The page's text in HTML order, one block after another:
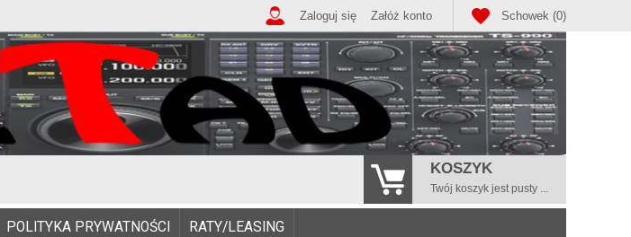
Schowek (0)
Zaloguj się Załóż konto
KOSZYK
Twój koszyk jest pusty ...
POLITYKA PRYWATNOŚCI RATY/LEASING